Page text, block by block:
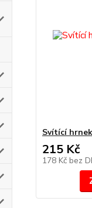
Svítící
215 Kč
178 Kč bez